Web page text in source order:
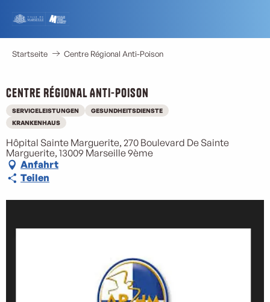
contenu
principal
Startseite Centre Régional Anti-Poison
Centre Régional Anti-Poison
SERVICELEISTUNGEN
GESUNDHEITSDIENSTE
KRANKENHAUS
Hôpital Sainte Marguerite, 270 Boulevard De Sainte
Marguerite, 13009 Marseille 9ème
Anfahrt
Teilen